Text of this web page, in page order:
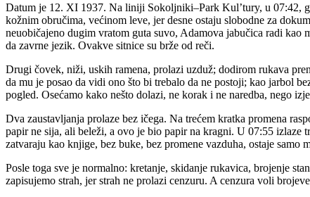
Datum je 12. XI 1937. Na liniji Sokoljniki–Park Kul’tury, u 07:42,
kožnim obručima, većinom leve, jer desne ostaju slobodne za
neuobičajeno dugim vratom guta suvo, Adamova jabučica radi kao
da zavrne jezik. Ovakve sitnice su brže od reči.
Drugi čovek, niži, uskih ramena, prolazi uzduž; dodirom rukava
da mu je posao da vidi ono što bi trebalo da ne postoji; kao jarbol
pogled. Osećamo kako nešto dolazi, ne korak i ne naredba, nego
Dva zaustavljanja prolaze bez ičega. Na trećem kratka promena
papir ne sija, ali beleži, a ovo je bio papir na kragni. U 07:55 izlaze
zatvaraju kao knjige, bez buke, bez promene vazduha, ostaje samo
Posle toga sve je normalno: kretanje, skidanje rukavica, brojenje
zapisujemo strah, jer strah ne prolazi cenzuru. A cenzura voli